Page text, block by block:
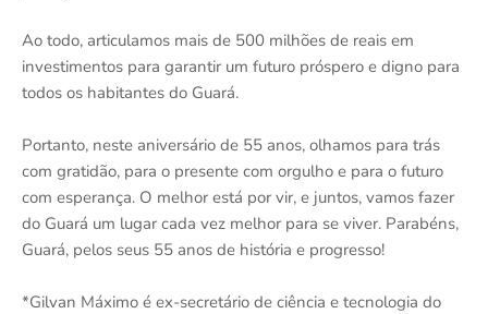
Ao todo, articulamos mais de 500 milhões de reais em
investimentos para garantir um futuro próspero e digno para
todos os habitantes do Guará.
Portanto, neste aniversário de 55 anos, olhamos para trás
com gratidão, para o presente com orgulho e para o futuro
com esperança. O melhor está por vir, e juntos, vamos fazer
do Guará um lugar cada vez melhor para se viver. Parabéns,
Guará, pelos seus 55 anos de história e progresso!
*Gilvan Máximo é ex-secretário de ciência e tecnologia do